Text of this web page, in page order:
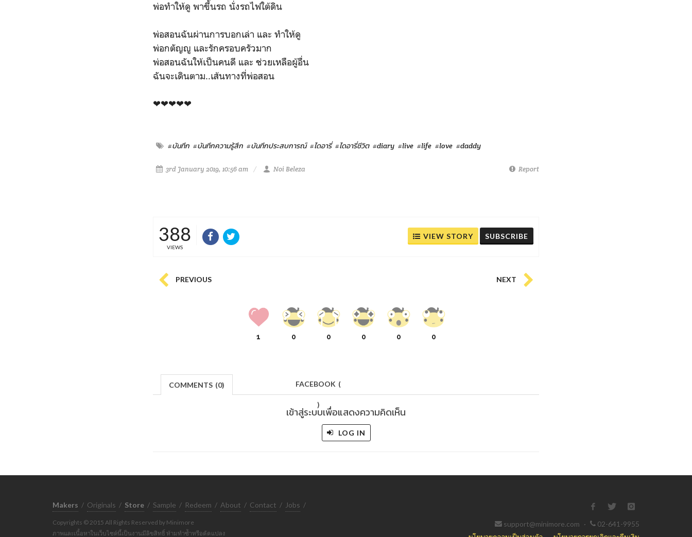
พ่อทำให้ดู พาขึ้นรถ นั่งรถไฟใต้ดิน
พ่อสอนฉันผ่านการบอกเล่า และ ทำให้ดู
พ่อกตัญญู และรักครอบครัวมาก
พ่อสอนฉันให้เป็นคนดี และ ช่วยเหลือผู้อื่น
ฉันจะเดินตาม..เส้นทางที่พ่อสอน
❤❤❤❤❤
#บันทึก #บันทึกความรู้สึก #บันทึกประสบการณ์ #ไดอารี่ #ไดอารี่ชีวิต #diary #live #life #love #daddy
3rd January 2019, 10:56 am Noi Beleza Report
388
VIEWS
VIEW STORY SUBSCRIBE
PREVIOUS NEXT
1 0 0 0 0 0
COMMENTS (0) FACEBOOK (
)
เข้าสู่ระบบเพื่อแสดงความคิดเห็น
LOG IN
Makers / Originals / Store / Sample / Redeem / About / Contact / Jobs /
Copyrights © 2015 All Rights Reserved by Minimore
ภาพและเนื้อหาในเว็บไซต์นี้เป็นงานมีลิขสิทธิ์ ห้ามทำซ้ำหรือดัดแปลง
support@minimore.com ·
02-641-9955